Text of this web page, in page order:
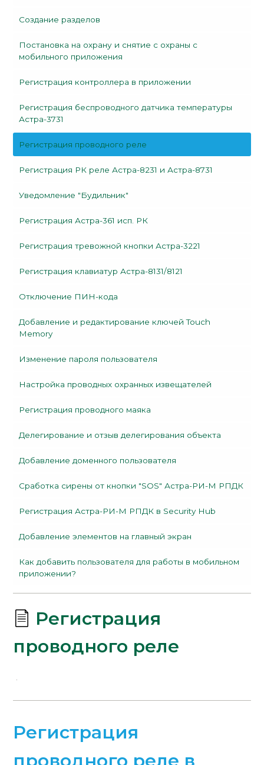
Создание разделов
Постановка на охрану и снятие с охраны с
мобильного приложения
Регистрация контроллера в приложении
Регистрация беспроводного датчика температуры
Астра-3731
Регистрация проводного реле
Регистрация РК реле Астра-8231 и Астра-8731
Уведомление "Будильник"
Регистрация Астра-361 исп. РК
Регистрация тревожной кнопки Астра-3221
Регистрация клавиатур Астра-8131/8121
Отключение ПИН-кода
Добавление и редактирование ключей Touch
Memory
Изменение пароля пользователя
Настройка проводных охранных извещателей
Регистрация проводного маяка
Делегирование и отзыв делегирования объекта
Добавление доменного пользователя
Сработка сирены от кнопки "SOS" Астра-РИ-М РПДК
Регистрация Астра-РИ-М РПДК в Security Hub
Добавление элементов на главный экран
Как добавить пользователя для работы в мобильном
приложении?
Регистрация
проводного реле
Регистрация
проводного реле в